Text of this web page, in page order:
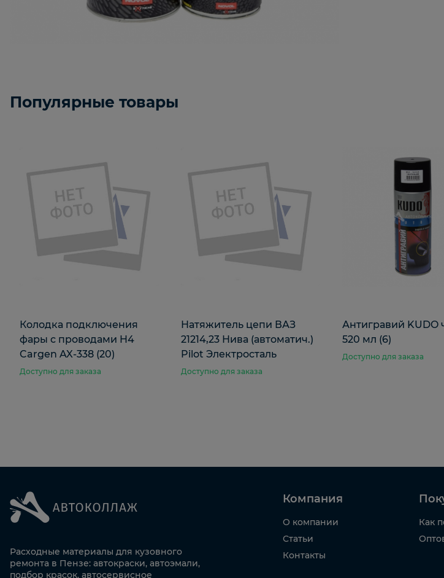
Популярные товары
Колодка подключения
фары с проводами H4
Cargen AX-338 (20)
Доступно для заказа
Натяжитель цепи ВАЗ
21214,23 Нива (автоматич.)
Pilot Электросталь
Доступно для заказа
Антигравий KUDO
520 мл (6)
Доступно для заказа
Расходные материалы для кузовного
ремонта в Пензе: автокраски, автоэмали,
подбор красок, автосервисное
Компания
О компании
Статьи
Контакты
Как